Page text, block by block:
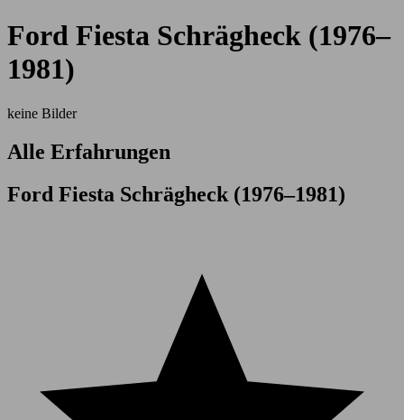
Ford Fiesta Schrägheck (1976–
1981)
keine Bilder
Alle Erfahrungen
Ford Fiesta Schrägheck (1976–1981)